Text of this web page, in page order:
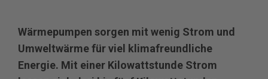
Wärmepumpen sorgen mit wenig Strom und
Umweltwärme für viel klimafreundliche
Energie. Mit einer Kilowattstunde Strom